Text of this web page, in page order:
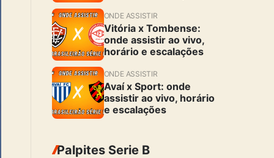
ONDE ASSISTIR
Vitória x Tombense:
onde assistir ao vivo,
horário e escalações
ONDE ASSISTIR
Avaí x Sport: onde
assistir ao vivo, horário
e escalações
Palpites Serie B